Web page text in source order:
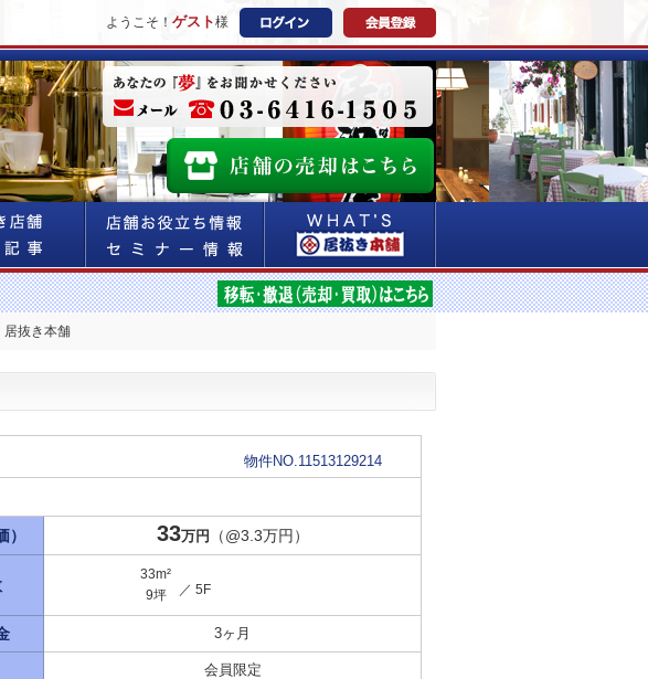
ようこそ！ ゲスト様
抜き本舗
物件NO.11513129214
33万円 （@3.3万円）
33m²
9坪
／ 5F
3ヶ月
会員限定